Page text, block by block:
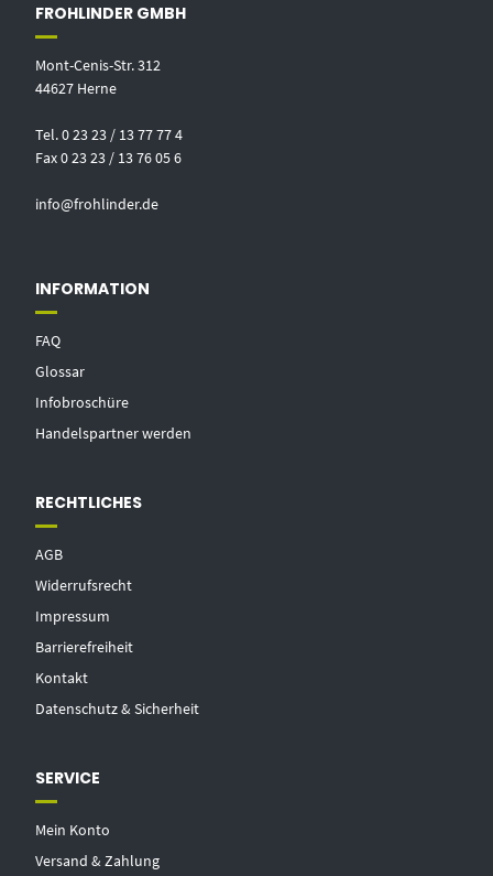
FROHLINDER GMBH
Mont-Cenis-Str. 312
44627 Herne
Tel. 0 23 23 / 13 77 77 4
Fax 0 23 23 / 13 76 05 6
info@frohlinder.de
INFORMATION
FAQ
Glossar
Infobroschüre
Handelspartner werden
RECHTLICHES
AGB
Widerrufsrecht
Impressum
Barrierefreiheit
Kontakt
Datenschutz & Sicherheit
SERVICE
Mein Konto
Versand & Zahlung